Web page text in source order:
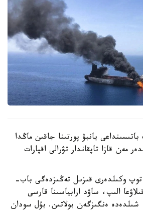
يانبۋ پورتىنا جاقىن ماڭدا
مەن قازا تاپقاندار تۋرالى اقپارات
توپ وكىلدەرى قىزىل تەڭىزدەگى باب-
الىپ، ساۋد ارابياسىنا قارسى
بلوكاداسىن 20- شىلدەدە ەنگىزگەن بولاتىن. بۇل سودان